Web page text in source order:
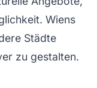
Wiens
Städte
zu gestalten.